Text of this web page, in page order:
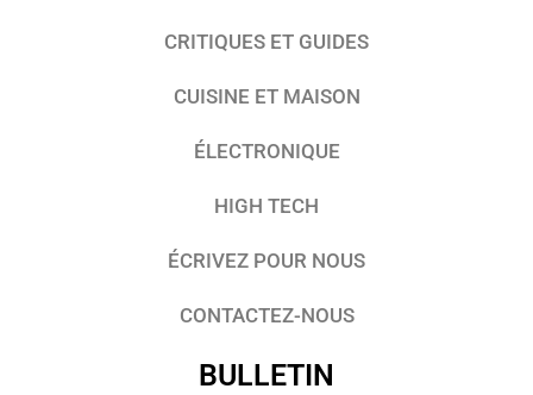
CRITIQUES ET GUIDES
CUISINE ET MAISON
ÉLECTRONIQUE
HIGH TECH
ÉCRIVEZ POUR NOUS
CONTACTEZ-NOUS
BULLETIN